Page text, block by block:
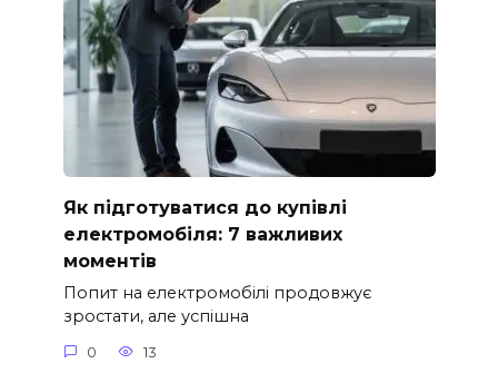
Як підготуватися до купівлі
електромобіля: 7 важливих
моментів
Попит на електромобілі продовжує
зростати, але успішна
0 13